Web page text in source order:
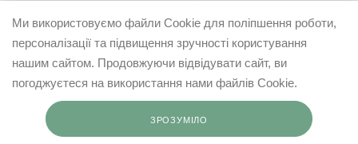
Ми використовуємо файли Cookie для поліпшення роботи,
персоналізації та підвищення зручності користування
нашим сайтом. Продовжуючи відвідувати сайт, ви
погоджуєтеся на використання нами файлів Cookie.
ЗРОЗУМІЛО